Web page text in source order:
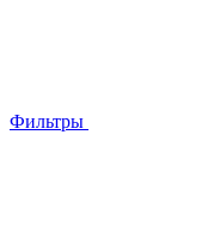
Фильтры